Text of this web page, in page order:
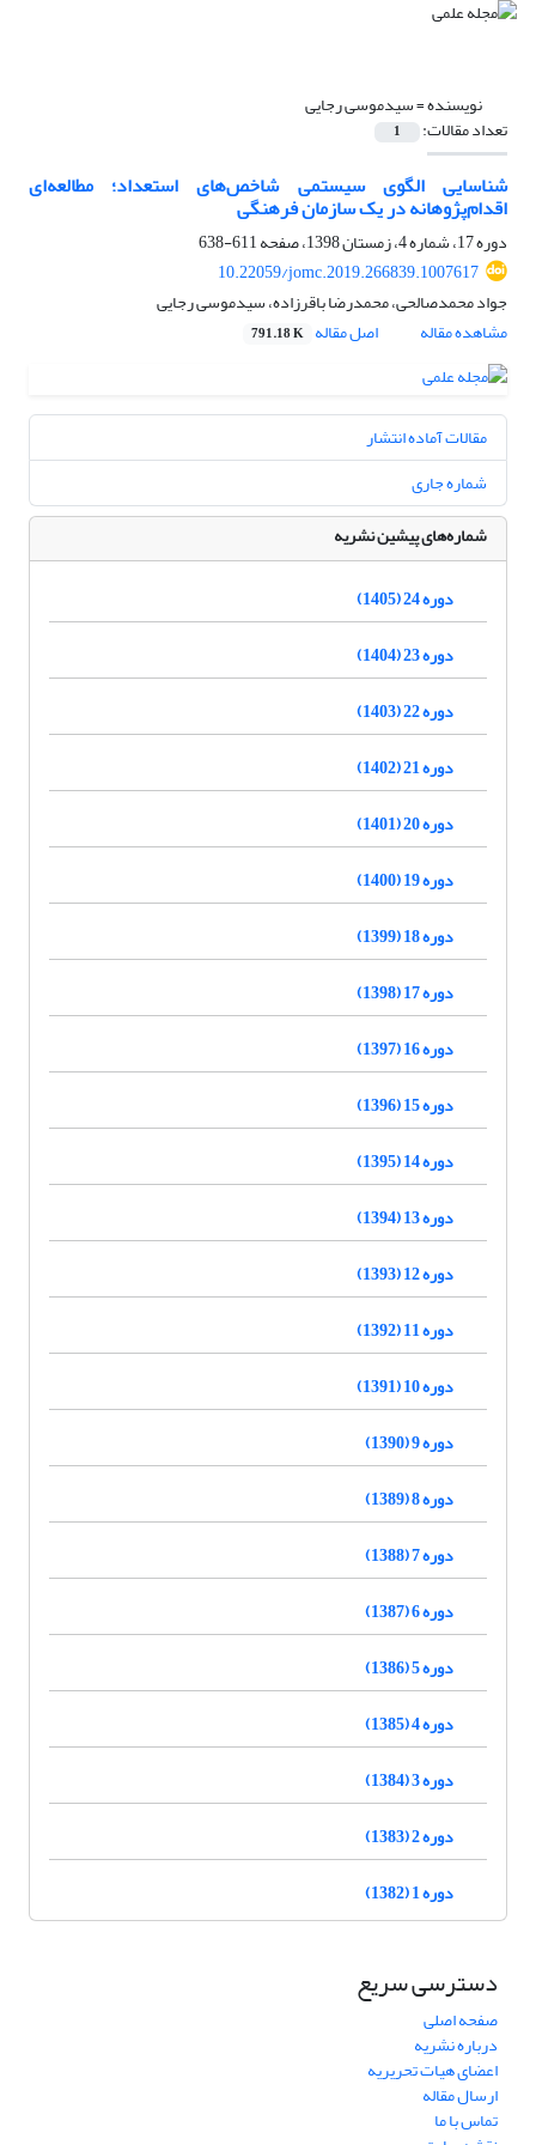
نویسنده =سیدموسی رجایی
تعداد مقالات: 1
شناسایی الگوی سیستمی شاخص‌های استعداد؛ مطالعه‌ای
اقدام‌پژوهانه در یک سازمان فرهنگی
دوره 17، شماره 4، زمستان 1398، صفحه
611-638
10.22059/jomc.2019.266839.1007617
جواد محمدصالحی، محمدرضا باقرزاده، سیدموسی رجایی
مشاهده مقاله
اصل مقاله 791.18 K
مقالات آماده انتشار
شماره جاری
شماره‌های پیشین نشریه
دوره 24 (1405)
دوره 23 (1404)
دوره 22 (1403)
دوره 21 (1402)
دوره 20 (1401)
دوره 19 (1400)
دوره 18 (1399)
دوره 17 (1398)
دوره 16 (1397)
دوره 15 (1396)
دوره 14 (1395)
دوره 13 (1394)
دوره 12 (1393)
دوره 11 (1392)
دوره 10 (1391)
دوره 9 (1390)
دوره 8 (1389)
دوره 7 (1388)
دوره 6 (1387)
دوره 5 (1386)
دوره 4 (1385)
دوره 3 (1384)
دوره 2 (1383)
دوره 1 (1382)
دسترسی سریع
صفحه اصلی
درباره نشریه
اعضای هیات تحریریه
ارسال مقاله
تماس با ما